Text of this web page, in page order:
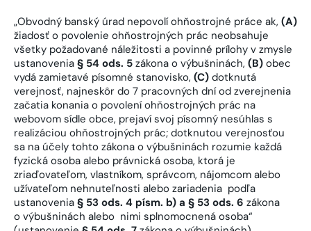
„Obvodný banský úrad nepovolí ohňostrojné práce ak, (A)
žiadosť o povolenie ohňostrojných prác neobsahuje
všetky požadované náležitosti a povinné prílohy v zmysle
ustanovenia § 54 ods. 5 zákona o výbušninách, (B) obec
vydá zamietavé písomné stanovisko, (C) dotknutá
verejnosť, najneskôr do 7 pracovných dní od zverejnenia
začatia konania o povolení ohňostrojných prác na
webovom sídle obce, prejaví svoj písomný nesúhlas s
realizáciou ohňostrojných prác; dotknutou verejnosťou
sa na účely tohto zákona o výbušninách rozumie každá
fyzická osoba alebo právnická osoba, ktorá je
zriaďovateľom, vlastníkom, správcom, nájomcom alebo
užívateľom nehnuteľnosti alebo zariadenia podľa
ustanovenia § 53 ods. 4 písm. b) a § 53 ods. 6 zákona
o výbušninách alebo nimi splnomocnená osoba“